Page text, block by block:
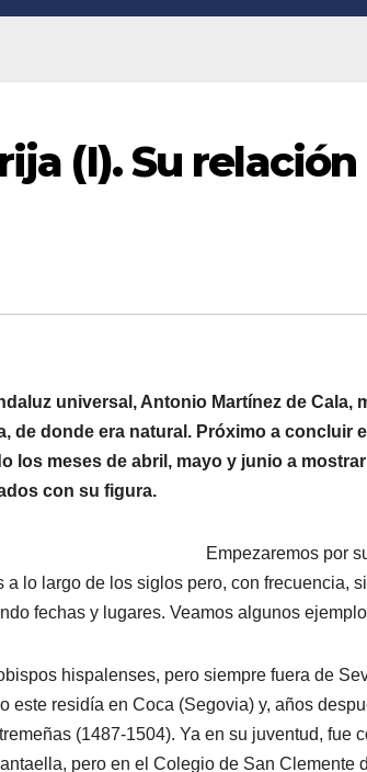
(I). Su relación
universal, Antonio Martínez de Cala,
de donde era natural. Próximo a concluir
los meses de abril, mayo y junio a
con su figura.
Empezaremos por
lo largo de los siglos pero, con frecuencia,
fechas y lugares. Veamos algunos
hispalenses, pero siempre fuera de
residía en Coca (Segovia) y, años
(1487-1504). Ya en su juventud, fue
pero en el Colegio de San Clemente